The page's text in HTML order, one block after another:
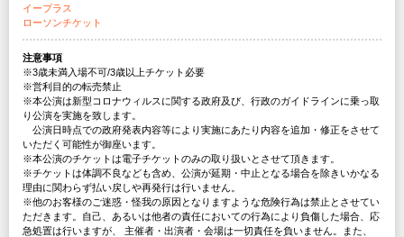
イープラス
ローソンチケット
注意事項
※3歳未満入場不可/3歳以上チケット必要
※営利目的の転売禁止
※本公演は新型コロナウィルスに関する政府及び、行政のガイドラインに乗っ取
り公演を実施を致します。
公演日時点での政府発表内容等により実施にあたり内容を追加・修正をさせて
いただく可能性が御座います。
※本公演のチケットは電子チケットのみの取り扱いとさせて頂きます。
※チケットは体調不良なども含め、公演が延期・中止となる場合を除きいかなる
理由に関わらず払い戻しや再発行は行いません。
※他のお客様のご迷惑・怪我の原因となりますような危険行為は禁止とさせてい
ただきます。自己、あるいは他者の責任においての行為により負傷した場合、応
急処置は行いますが、 主催者・出演者・会場は一切責任を負いません。また、